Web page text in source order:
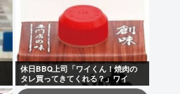
休日BBQ上司「ワイくん！焼肉の
タレ買ってきてくれる？」ワイ
「！！？」